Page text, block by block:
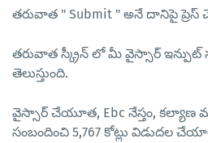
తరువాత " Submit " అనే దానిపై
తరువాత స్క్రీన్ లో మీ వైస్సార్
తెలుస్తుంది.
వైస్సార్ చేయూత, Ebc నేస్తం, కల్యాణ
సంబందించి 5,767 కోట్లు విడుదల